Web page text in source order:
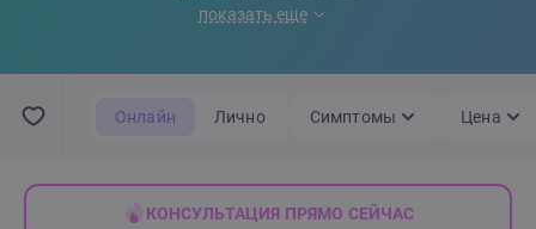
показать еще
Онлайн Лично Симптомы Цена
КОНСУЛЬТАЦИЯ ПРЯМО СЕЙЧАС